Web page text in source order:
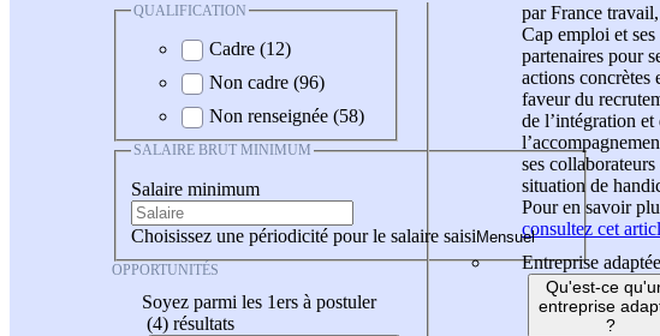
QUALIFICATION
Cadre (12)
Non cadre (96)
Non renseignée (58)
SALAIRE BRUT MINIMUM
Salaire minimum
Choisissez une périodicité pour le salaire saisi
OPPORTUNITÉS
Soyez parmi les 1ers à postuler
(4) résultats
par France travail,
Cap emploi et ses
partenaires pour
actions concrètes
faveur du
de l’intégration et
ses collaborateurs
situation de
Pour en savoir
consultez cet
Entreprise adaptée
Qu'est-ce
entreprise
?